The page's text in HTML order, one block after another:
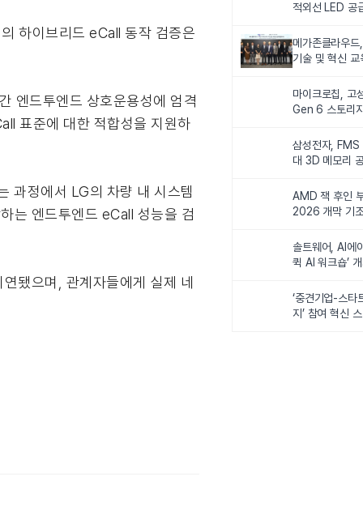
하이브리드 eCall 동작 검증은
엔드투엔드 상호운용성에 엄격
표준에 대한 적합성을 지원하
과정에서 LG의 차량 내 시스템
는 엔드투엔드 eCall 성능을 검
됐으며, 관계자들에게 실제 네
적외선 LED 공
메가존클라우드
기술 및 혁신
마이크로칩, 고
Gen 6 스토리
삼성전자,
대 3D 메모리
AMD 잭 후인
2026 개막 기
솔트웨어, AI에
퀵 AI 워크숍’
‘중견기업-스타
지’ 참여 혁신